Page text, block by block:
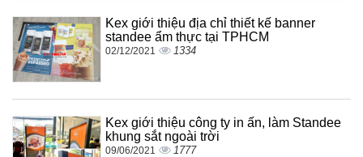
Kex giới thiệu địa chỉ thiết kế banner
standee ẩm thực tại TPHCM
02/12/2021 1334
Kex giới thiệu công ty in ấn, làm Standee
khung sắt ngoài trời
09/06/2021 1777